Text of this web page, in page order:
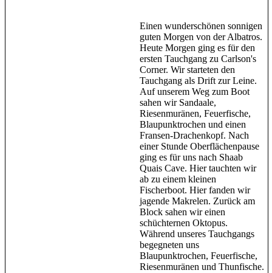
Einen wunderschönen sonnigen
guten Morgen von der Albatros.
Heute Morgen ging es für den
ersten Tauchgang zu Carlson's
Corner. Wir starteten den
Tauchgang als Drift zur Leine.
Auf unserem Weg zum Boot
sahen wir Sandaale,
Riesenmuränen, Feuerfische,
Blaupunktrochen und einen
Fransen-Drachenkopf. Nach
einer Stunde Oberflächenpause
ging es für uns nach Shaab
Quais Cave. Hier tauchten wir
ab zu einem kleinen
Fischerboot. Hier fanden wir
jagende Makrelen. Zurück am
Block sahen wir einen
schüchternen Oktopus.
Während unseres Tauchgangs
begegneten uns
Blaupunktrochen, Feuerfische,
Riesenmuränen und Thunfische.